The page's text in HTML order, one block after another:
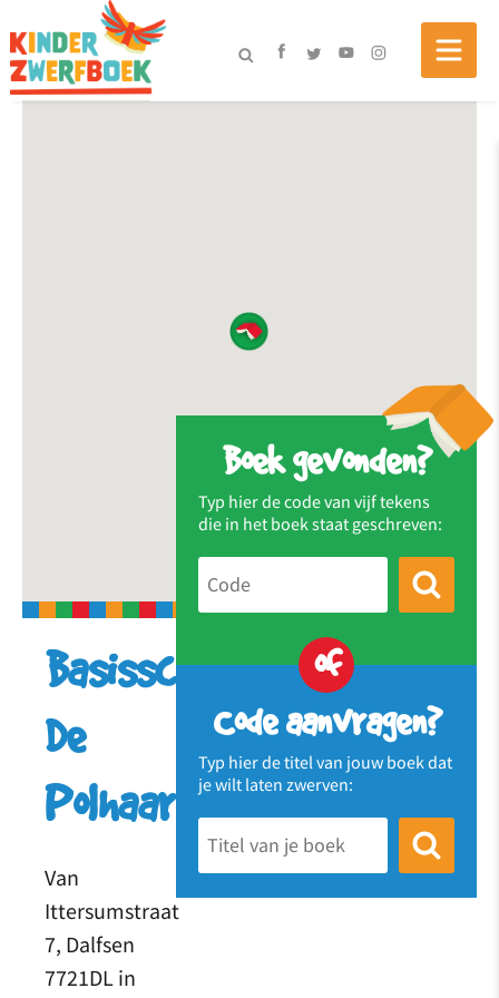
Boek gevonden?
Typ hier de code van vijf tekens
die in het boek staat geschreven:
of
Code aanvragen?
Typ hier de titel van jouw boek dat
je wilt laten zwerven:
Basisschool
De
Polhaar
Van
Ittersumstraat
7, Dalfsen
7721DL in